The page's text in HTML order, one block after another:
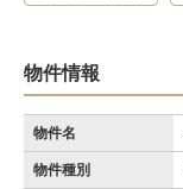
物件情報
物件名
物件種別